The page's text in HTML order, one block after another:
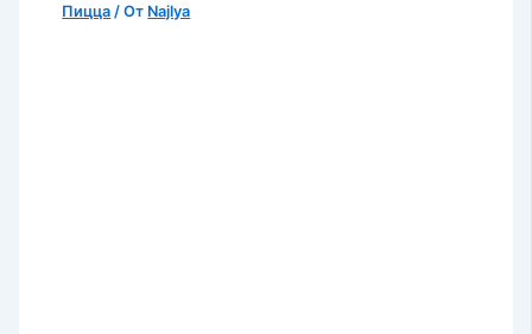
Пицца / От Najlya